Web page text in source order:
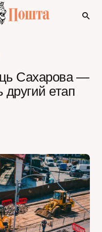
Сахарова —
другий етап